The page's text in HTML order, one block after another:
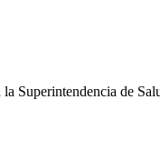
Superintendencia de